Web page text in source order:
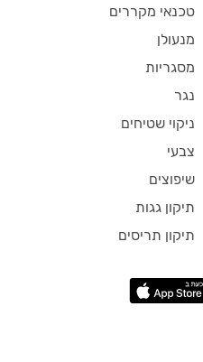
טכנאי מקררים
מנעולן
מסגריות
נגר
ניקוי שטיחים
צבעי
שיפוצים
תיקון גגות
תיקון תריסים